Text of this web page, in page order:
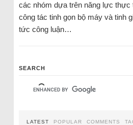
các nhóm dựa trên năng lực thực
công tác tinh gọn bộ máy và tinh
tức công luận…
SEARCH
LATEST POPULAR COMMENTS